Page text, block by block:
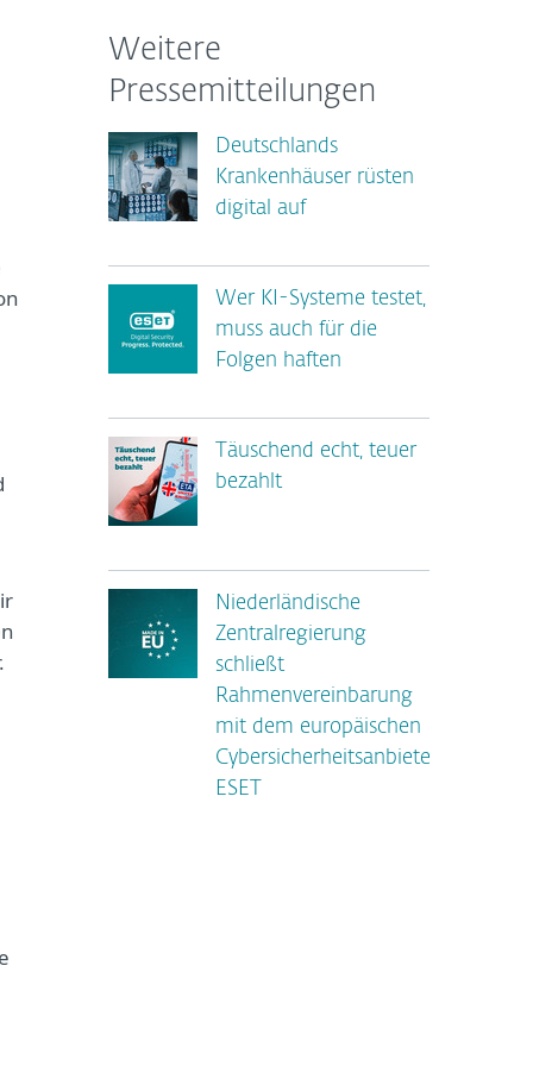
Weitere
Pressemitteilungen
Deutschlands
Krankenhäuser rüsten
digital auf
Wer KI-Systeme testet,
muss auch für die
Folgen haften
Täuschend echt, teuer
bezahlt
Niederländische
Zentralregierung
schließt
Rahmenvereinbarung
mit dem europäischen
Cybersicherheitsanbieter
ESET